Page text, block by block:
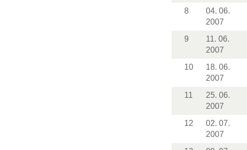
8
04. 06.
2007
9
11. 06.
2007
10
18. 06.
2007
11
25. 06.
2007
12
02. 07.
2007